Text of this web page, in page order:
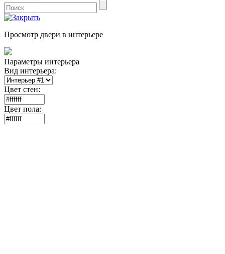
Просмотр двери в интерьере
Параметры интерьера
Вид интерьера:
Цвет стен:
Цвет пола: